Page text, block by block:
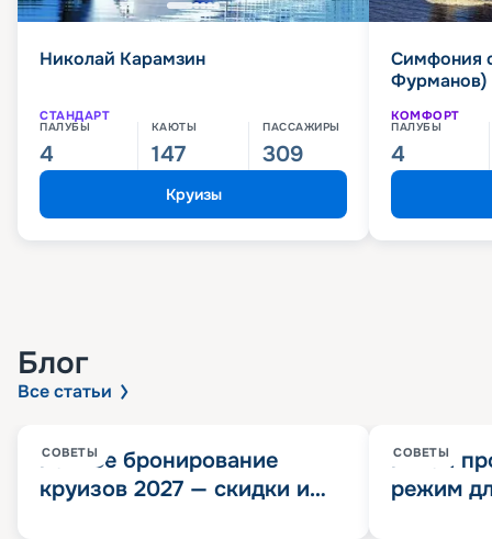
Николай Карамзин
СТАНДАРТ
ПАЛУБЫ
4
КАЮТЫ
147
ПАССАЖИРЫ
309
Круизы
Симфония
Фурманов)
КОМФОРТ
ПАЛУБЫ
4
Блог
Все статьи
СОВЕТЫ
Раннее бронирование
круизов 2027 — скидки и
СОВЕТЫ
Китай
режим